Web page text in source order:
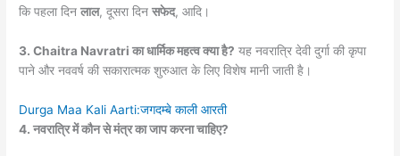
कि पहला दिनलाल, दूसरा दिनसफेद, आदि।
3. Chaitra Navratri का धार्मिक महत्व क्या है? यह नवरात्रि देवी दुर्गा की कृपा
पाने और नववर्ष की सकारात्मक शुरुआत के लिए विशेष मानी जाती है।
Durga Maa Kali Aarti:जगदम्बे काली आरती
4. नवरात्रि में कौन से मंत्र का जाप करना चाहिए?